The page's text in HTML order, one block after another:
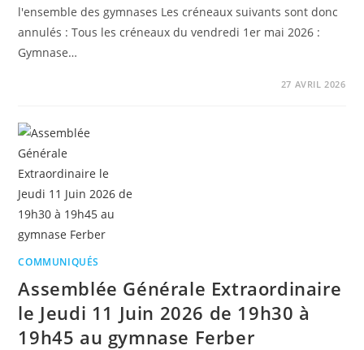
l'ensemble des gymnases Les créneaux suivants sont donc
annulés : Tous les créneaux du vendredi 1er mai 2026 :
Gymnase…
27 AVRIL 2026
COMMUNIQUÉS
Assemblée Générale Extraordinaire
le Jeudi 11 Juin 2026 de 19h30 à
19h45 au gymnase Ferber